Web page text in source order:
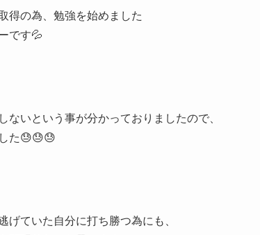
得の為、勉強を始めました
です💦
いという事が分かっておりましたので、
た😓😓😓
いた自分に打ち勝つ為にも、